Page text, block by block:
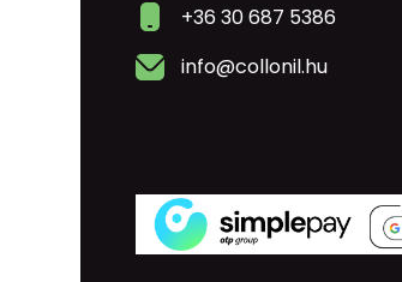
+36 30 687 5386
info@collonil.hu